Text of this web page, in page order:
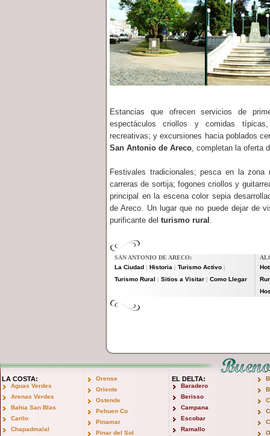
Estancias que ofrecen servicios de
espectáculos criollos y comidas
recreativas; y excursiones hacia poblados
San Antonio de Areco, completan la oferta
Festivales tradicionales; pesca en la
carreras de sortija; fogones criollos y
principal en la escena color sepia
de Areco. Un lugar que no puede dejar de
purificante del turismo rural .
SAN ANTONIO DE ARECO:
La Ciudad
Historia Turismo Activo
Turismo Rural Sitios a Visitar Como Llegar
LA COSTA:
Aguas Verdes
Arenas Verdes
Bahia San Blas
Carilo
Chapadmalal
Orense
Oriente
Ostende
Pehuen Co
Pinamar
Pinar del Sol
EL DELTA:
Baradero
Berisso
Campana
Escobar
Ramallo